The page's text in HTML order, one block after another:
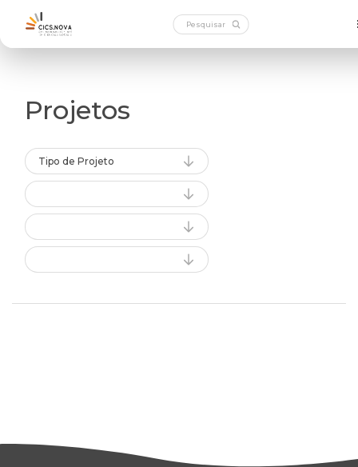
Projetos
Tipo de Projeto